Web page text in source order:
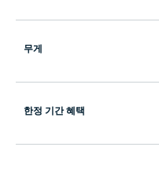
무게
한정 기간 혜택